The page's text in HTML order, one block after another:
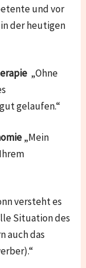
und vor
der heutigen
„Ohne
gelaufen.“
„Mein
versteht es
Situation des
auch das